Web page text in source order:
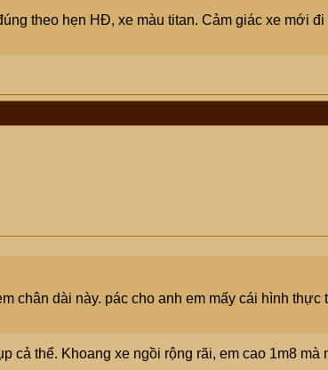
theo hẹn HĐ, xe màu titan. Cảm giác xe mới
chân dài này. pác cho anh em mấy cái hình thực
cả thể. Khoang xe ngồi rộng rãi, em cao 1m8 mà